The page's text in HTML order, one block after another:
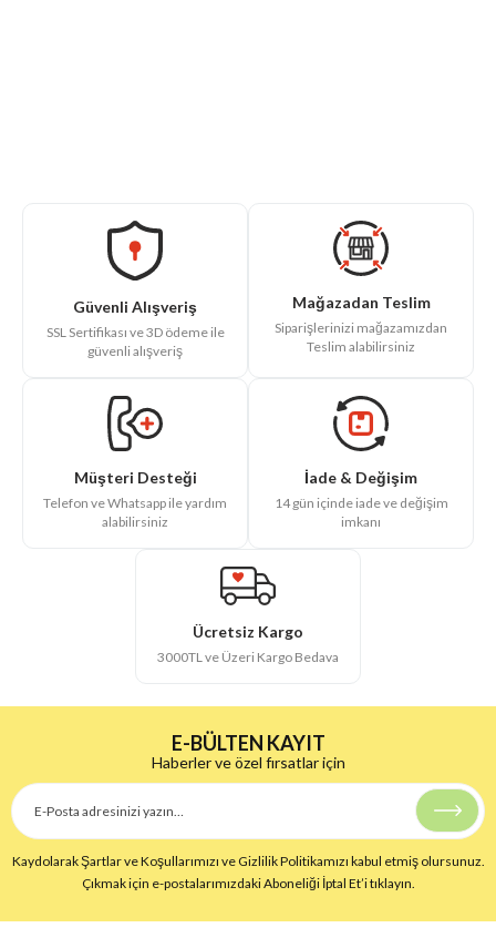
Güvenli Alışveriş
SSL Sertifikası ve 3D ödeme ile
güvenli alışveriş
Mağazadan Teslim
Siparişlerinizi mağazamızdan
Teslim alabilirsiniz
Müşteri Desteği
Telefon ve Whatsapp ile yardım
alabilirsiniz
İade & Değişim
14 gün içinde iade ve değişim
imkanı
Ücretsiz Kargo
3000TL ve Üzeri Kargo Bedava
E-BÜLTEN KAYIT
Haberler ve özel fırsatlar için
Kaydolarak Şartlar ve Koşullarımızı ve Gizlilik Politikamızı kabul etmiş olursunuz.
Çıkmak için e-postalarımızdaki Aboneliği İptal Et’i tıklayın.